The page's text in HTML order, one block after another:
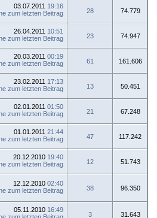
03.07.2011 19:16
28 74.779
26.04.2011 10:51
23 74.947
20.03.2011 00:19
61 161.606
23.02.2011 17:13
13 50.451
02.01.2011 01:50
21 67.248
01.01.2011 21:44
47 117.242
20.12.2010 19:40
12 51.743
12.12.2010 02:40
38 96.350
05.11.2010 16:49
3 31.643